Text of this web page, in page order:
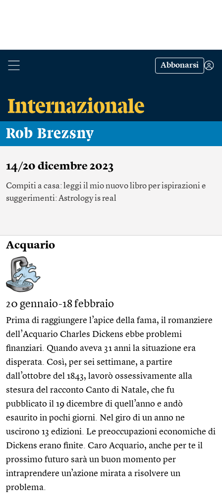
Abbonarsi
Rob Brezsny
14/20 dicembre 2023
Compiti a casa: leggi il mio nuovo libro per ispirazioni e
suggerimenti: Astrology is real
Acquario
20 gennaio-18 febbraio
Prima di raggiungere l’apice della fama, il romanziere
dell’Acquario Charles Dickens ebbe problemi
finanziari. Quando aveva 31 anni la situazione era
disperata. Così, per sei settimane, a partire
dall’ottobre del 1843, lavorò ossessivamente alla
stesura del racconto Canto di Natale, che fu
pubblicato il 19 dicembre di quell’anno e andò
esaurito in pochi giorni. Nel giro di un anno ne
uscirono 13 edizioni. Le preoccupazioni economiche di
Dickens erano finite. Caro Acquario, anche per te il
prossimo futuro sarà un buon momento per
intraprendere un’azione mirata a risolvere un
problema.